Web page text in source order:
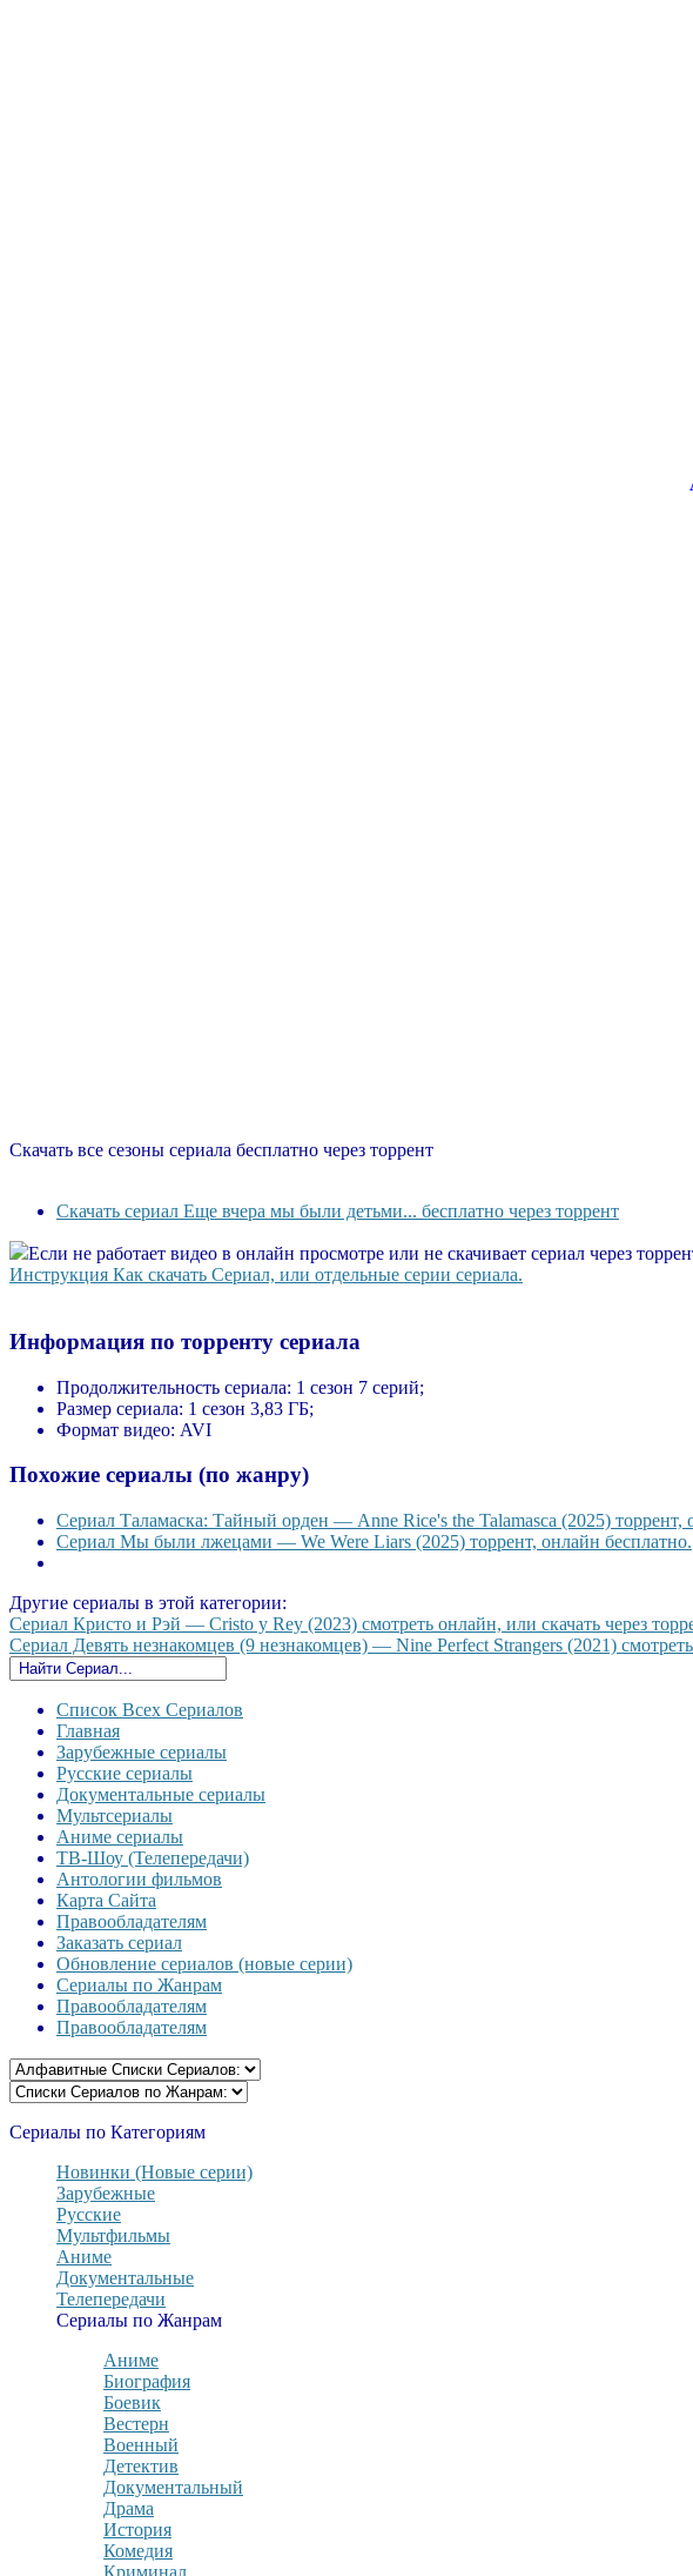
Скачать все сезоны сериала бесплатно через торрент
Скачать сериал Еще вчера мы были детьми... бесплатно через торрент
Если не работает видео в онлайн просмотре или не скачивает сериал через
Инструкция Как скачать Сериал, или отдельные серии сериала.
Информация по торренту сериала
Продолжительность сериала: 1 сезон 7 серий;
Размер сериала: 1 сезон 3,83 ГБ;
Формат видео: AVI
Похожие сериалы (по жанру)
Сериал Таламаска: Тайный орден — Anne Rice's the Talamasca (2025) торрент,
Сериал Мы были лжецами — We Were Liars (2025) торрент, онлайн бесплатно.
Другие сериалы в этой категории:
Сериал Кристо и Рэй — Cristo y Rey (2023) смотреть онлайн, или скачать через
Сериал Девять незнакомцев (9 незнакомцев) — Nine Perfect Strangers (2021)
Список Всех Сериалов
Главная
Зарубежные сериалы
Русские сериалы
Документальные сериалы
Мультсериалы
Аниме сериалы
ТВ-Шоу (Телепередачи)
Антологии фильмов
Карта Сайта
Правообладателям
Заказать сериал
Обновление сериалов (новые серии)
Сериалы по Жанрам
Правообладателям
Правообладателям
Сериалы по Категориям
Новинки (Новые серии)
Зарубежные
Русские
Мультфильмы
Аниме
Документальные
Телепередачи
Сериалы по Жанрам
Аниме
Биография
Боевик
Вестерн
Военный
Детектив
Документальный
Драма
История
Комедия
Криминал